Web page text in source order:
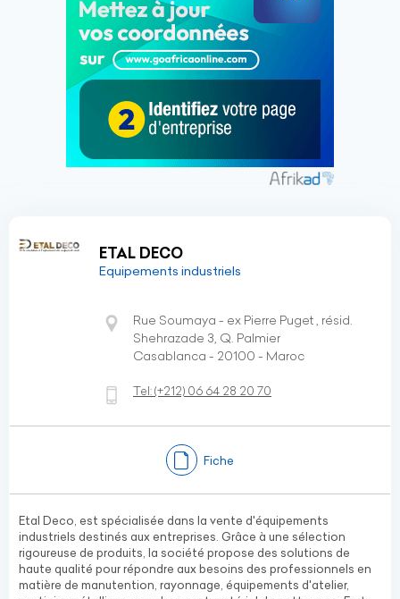
ETAL DECO
Equipements industriels
Rue Soumaya - ex Pierre Puget , résid.
Shehrazade 3, Q. Palmier
Casablanca - 20100 - Maroc
Tel:(+212) 06 64 28 20 70
Fiche
Etal Deco, est spécialisée dans la vente d'équipements
industriels destinés aux entreprises. Grâce à une sélection
rigoureuse de produits, la société propose des solutions de
haute qualité pour répondre aux besoins des professionnels en
matière de manutention, rayonnage, équipements d'atelier,